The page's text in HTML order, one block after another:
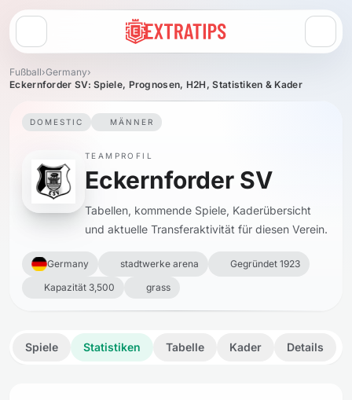
Menü öffnen
Fußball›Germany›
Eckernforder SV: Spiele, Prognosen, H2H, Statistiken & Kader
DOMESTIC MÄNNER
TEAMPROFIL
Eckernforder SV
Tabellen, kommende Spiele, Kaderübersicht
und aktuelle Transferaktivität für diesen Verein.
Germany stadtwerke arena
Gegründet 1923
Kapazität 3,500
grass
Spiele Statistiken Tabelle Kader Details